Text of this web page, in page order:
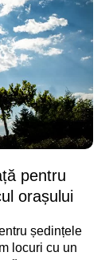
pentru
orașului
ședințele
locuri cu un